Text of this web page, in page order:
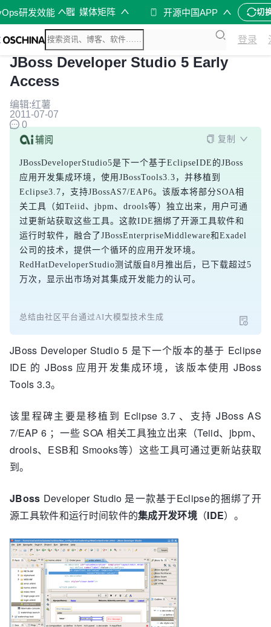
研发效能 媒体矩阵 开源中国APP 切
登录
JBoss Developer Studio 5 Early
Access
编辑:红薯
2011-07-07
0
复制
JBossDeveloperStudio5是下一个基于EclipseIDE的JBoss
应用开发集成环境，使用JBossTools3.3，并移植到
Eclipse3.7，支持JBossAS7/EAP6。该版本将部分SOA相
关工具（如Teiid、jbpm、drools等）独立出来，用户可通
过更新站获取这些工具。这款IDE捆绑了开源工具软件和
运行时软件，融合了JBossEnterpriseMiddleware和Exadel
公司的技术，提供一个循环的应用开发环境。
RedHatDeveloperStudio测试版自8月推出后，已下载超过5
万次，显示出市场对其集成开发能力的认可。
总结由社区平台通过AI大模型技术生成
JBoss Developer Studio 5 是下一个版本的基于 Eclipse
IDE 的 JBoss 应用开发集成环境，该版本使用 JBoss
Tools 3.3。
该里程碑主要是移植到 Eclipse 3.7 、支持 JBoss AS
7/EAP 6 ；一些 SOA 相关工具独立出来（Teiid、jbpm、
drools、ESB和 Smooks等）这些工具可通过更新站获取
到。
JBoss Developer Studio 是一款基于Eclipse的捆绑了开
源工具软件和运行时间软件的集成开发环境 （IDE）。